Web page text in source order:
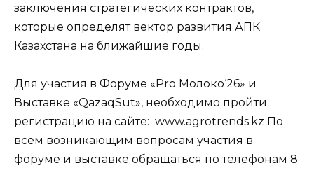
заключения стратегических контрактов,
которые определят вектор развития АПК
Казахстана на ближайшие годы.
Для участия в Форуме «Pro Молоко‘26» и
Выставке «QazaqSut», необходимо пройти
регистрацию на сайте: www.agrotrends.kz По
всем возникающим вопросам участия в
форуме и выставке обращаться по телефонам 8